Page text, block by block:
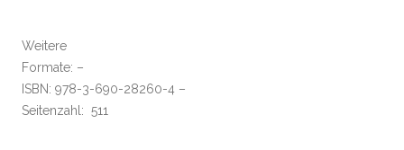
Weitere
Formate: –
ISBN: 978-3-690-28260-4 –
Seitenzahl: 511